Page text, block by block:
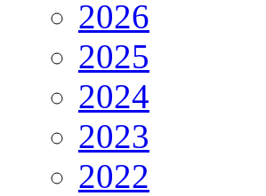
2026
2025
2024
2023
2022